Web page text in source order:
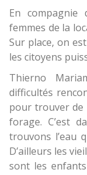
En
femmes de la
Sur place, on
les citoyens
Thierno
difficultés
pour trouver de
forage. C’est
trouvons l’eau
D’ailleurs les
sont les